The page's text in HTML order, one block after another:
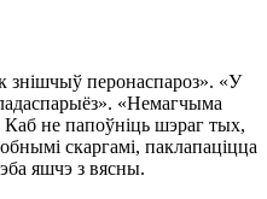
знішчыў перонаспароз». «У
«Немагчыма
Каб не папоўніць шэраг тых,
скаргамі, паклапаціцца
яшчэ з вясны.